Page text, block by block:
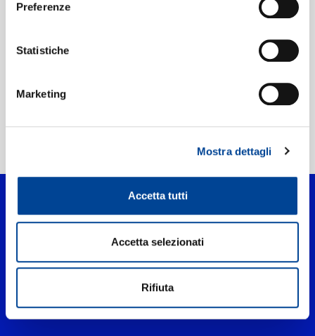
Preferenze
Statistiche
Marketing
Mostra dettagli
Accetta tutti
Accetta selezionati
Rifiuta
Drugs